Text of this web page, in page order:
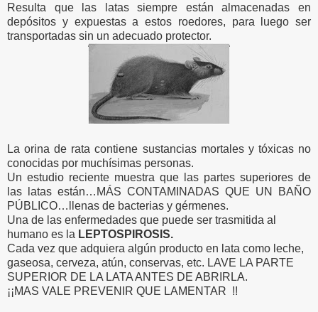
Resulta que las latas siempre están almacenadas en
depósitos y expuestas a estos roedores, para luego ser
transportadas sin un adecuado protector.
La orina de rata contiene sustancias mortales y tóxicas no
conocidas por muchísimas personas.
Un estudio reciente muestra que las partes superiores de
las latas están…MÁS CONTAMINADAS QUE UN BAÑO
PÚBLICO…llenas de bacterias y gérmenes.
Una de las enfermedades que puede ser trasmitida al
humano es la LEPTOSPIROSIS.
Cada vez que adquiera algún producto en lata como leche,
gaseosa, cerveza, atún, conservas, etc. LAVE LA PARTE
SUPERIOR DE LA LATA ANTES DE ABRIRLA.
¡¡MAS VALE PREVENIR QUE LAMENTAR !!